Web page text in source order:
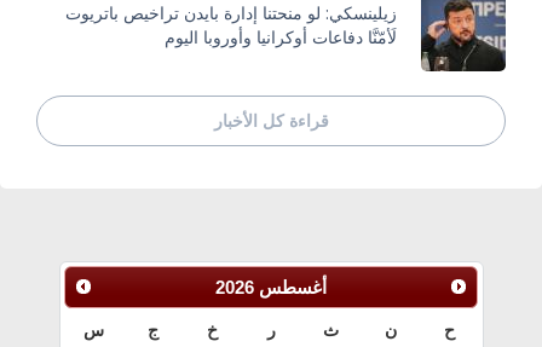
زيلينسكي: لو منحتنا إدارة بايدن تراخيص باتريوت
لَأمّنَّا دفاعات أوكرانيا وأوروبا اليوم
قراءة كل الأخبار
أغسطس 2026
ح ن ث ر خ ج س